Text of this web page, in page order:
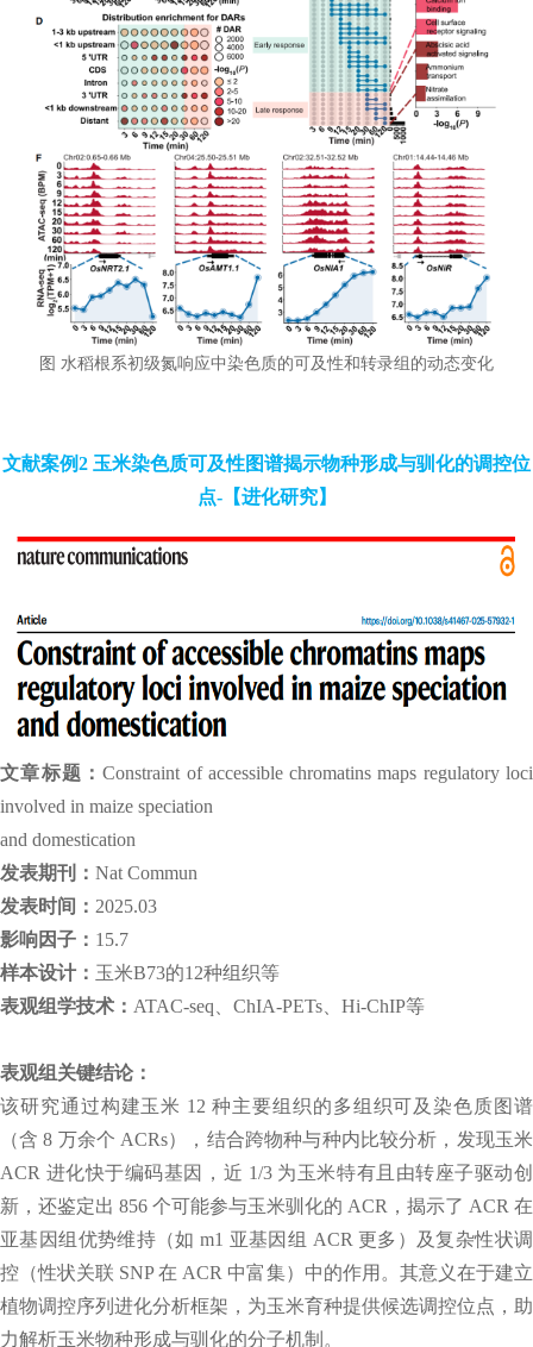
图 水稻根系初级氮响应中染色质的可及性和转录组的动态变化
文献案例2 玉米染色质可及性图谱揭示物种形成与驯化的调控位
点-【进化研究】
文章标题：Constraint of accessible chromatins maps regulatory loci
involved in maize speciation
and domestication
发表期刊： Nat Commun
发表时间： 2025.03
影响因子： 15.7
样本设计： 玉米B73的12种组织等
表观组学技术： ATAC-seq、ChIA-PETs、Hi-ChIP等
表观组关键结论：
该研究通过构建玉米 12 种主要组织的多组织可及染色质图谱
（含 8 万余个 ACRs），结合跨物种与种内比较分析，发现玉米
ACR 进化快于编码基因，近 1/3 为玉米特有且由转座子驱动创
新，还鉴定出 856 个可能参与玉米驯化的 ACR，揭示了 ACR 在
亚基因组优势维持（如 m1 亚基因组 ACR 更多）及复杂性状调
控（性状关联 SNP 在 ACR 中富集）中的作用。其意义在于建立
植物调控序列进化分析框架，为玉米育种提供候选调控位点，助
力解析玉米物种形成与驯化的分子机制。